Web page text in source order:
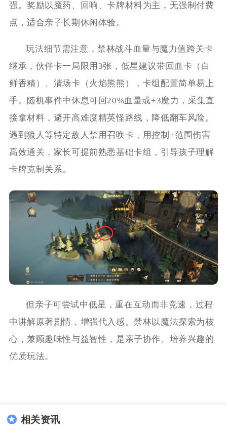
强。奖励以魔药、回响、卡牌材料为主，无强制付费
点，适合亲子长期休闲体验。
玩法细节需注意，禁林战斗血量与魔力值跨关卡
继承，伙伴卡一局限用3张，低星建议带回血卡（白
鲜香精）、清场卡（火焰熊熊），卡组配置简单易上
手。随机事件中休息可回20%血量或+3魔力，采集直
接拿材料，避开高难度精英怪路线，降低翻车风险。
遇到狼人等特定敌人禁用召唤卡，用控制+范围伤害
高效通关，家长可提前熟悉基础卡组，引导孩子理解
卡牌克制关系。
但亲子可尝试中低星，重在互动而非竞速，过程
中讲解原著剧情，增强代入感。禁林以魔法探索为核
心，兼顾趣味性与益智性，是亲子协作、培养兴趣的
优质玩法。
相关资讯